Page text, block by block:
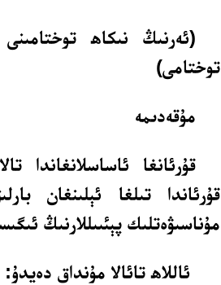
(ئەرنىڭ نىكاھ
توختامى)
مۇقەدىمە
قۇرئانغا ئاساسلانغاندا
قۇرئاندا تىلغا ئېلىنغان
مۇناسىۋەتلىك پېئىىللارنىڭ
ئاللاھ تائالا مۇنداق دەيدۇ: